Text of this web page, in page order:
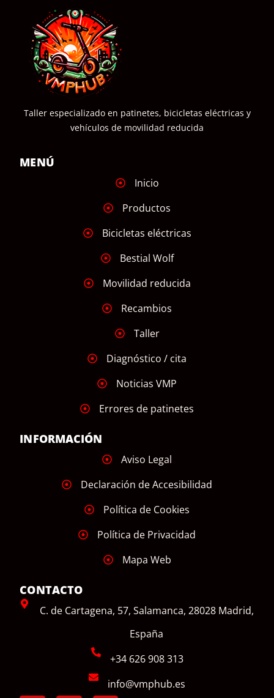
Taller especializado en patinetes, bicicletas eléctricas y
vehículos de movilidad reducida
MENÚ
Inicio
Productos
Bicicletas eléctricas
Bestial Wolf
Movilidad reducida
Recambios
Taller
Diagnóstico / cita
Noticias VMP
Errores de patinetes
INFORMACIÓN
Aviso Legal
Declaración de Accesibilidad
Política de Cookies
Política de Privacidad
Mapa Web
CONTACTO
C. de Cartagena, 57, Salamanca, 28028 Madrid,
España
+34 626 908 313
info@vmphub.es